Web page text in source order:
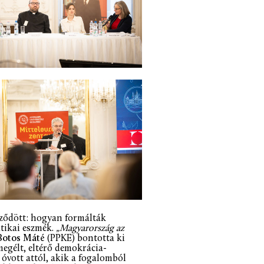
hogyan formálták
eszmék. „Magyarország az
Máté (PPKE) bontotta ki
eltérő demokrácia-
attól, akik a fogalomból